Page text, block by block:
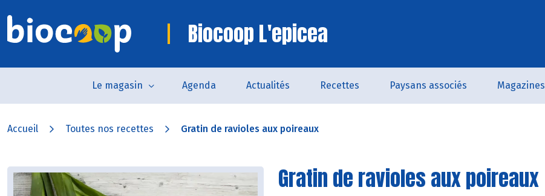
Biocoop L'epicea
Le magasin Agenda Actualités Recettes Paysans associés Magazines
Accueil Toutes nos recettes Gratin de ravioles aux poireaux
Gratin de ravioles aux poireaux